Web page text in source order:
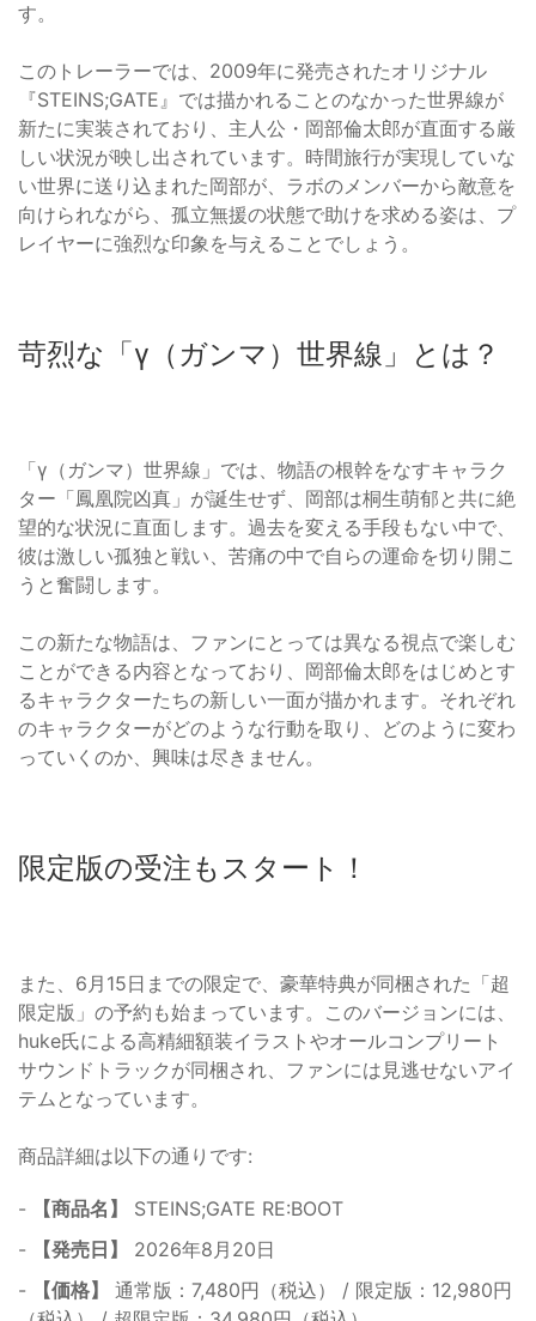
す。
このトレーラーでは、2009年に発売されたオリジナル
『STEINS;GATE』では描かれることのなかった世界線が
新たに実装されており、主人公・岡部倫太郎が直面する厳
しい状況が映し出されています。時間旅行が実現していな
い世界に送り込まれた岡部が、ラボのメンバーから敵意を
向けられながら、孤立無援の状態で助けを求める姿は、プ
レイヤーに強烈な印象を与えることでしょう。
苛烈な「γ（ガンマ）世界線」とは？
「γ（ガンマ）世界線」では、物語の根幹をなすキャラク
ター「鳳凰院凶真」が誕生せず、岡部は桐生萌郁と共に絶
望的な状況に直面します。過去を変える手段もない中で、
彼は激しい孤独と戦い、苦痛の中で自らの運命を切り開こ
うと奮闘します。
この新たな物語は、ファンにとっては異なる視点で楽しむ
ことができる内容となっており、岡部倫太郎をはじめとす
るキャラクターたちの新しい一面が描かれます。それぞれ
のキャラクターがどのような行動を取り、どのように変わ
っていくのか、興味は尽きません。
限定版の受注もスタート！
また、6月15日までの限定で、豪華特典が同梱された「超
限定版」の予約も始まっています。このバージョンには、
huke氏による高精細額装イラストやオールコンプリート
サウンドトラックが同梱され、ファンには見逃せないアイ
テムとなっています。
商品詳細は以下の通りです:
- 【商品名】
STEINS;GATE RE:BOOT
-
【発売日】
2026年8月20日
-
【価格】
通常版：7,480円（税込） / 限定版：12,980円